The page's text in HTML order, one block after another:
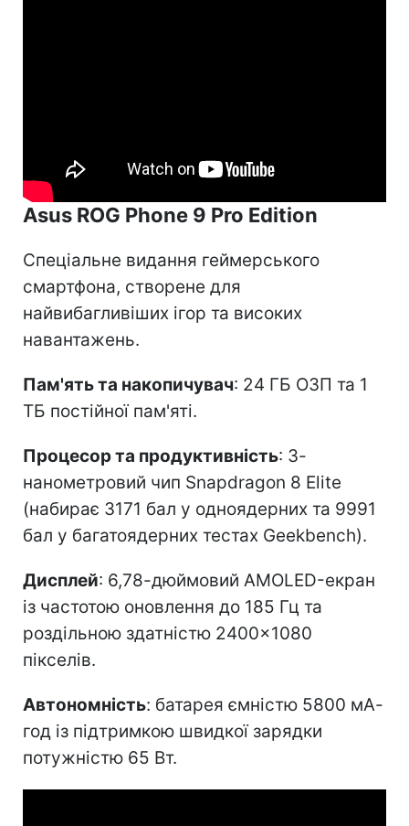
Asus ROG Phone 9 Pro Edition
Спеціальне видання геймерського
смартфона, створене для
найвибагливіших ігор та високих
навантажень.
Пам'ять та накопичувач: 24 ГБ ОЗП та 1
ТБ постійної пам'яті.
Процесор та продуктивність: 3-
нанометровий чип Snapdragon 8 Elite
(набирає 3171 бал у одноядерних та 9991
бал у багатоядерних тестах Geekbench).
Дисплей: 6,78-дюймовий AMOLED-екран
із частотою оновлення до 185 Гц та
роздільною здатністю 2400×1080
пікселів.
Автономність: батарея ємністю 5800 мА-
год із підтримкою швидкої зарядки
потужністю 65 Вт.